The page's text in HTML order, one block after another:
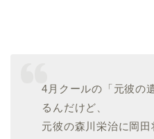
4月クールの「元彼の
るんだけど、
元彼の森川栄治に岡